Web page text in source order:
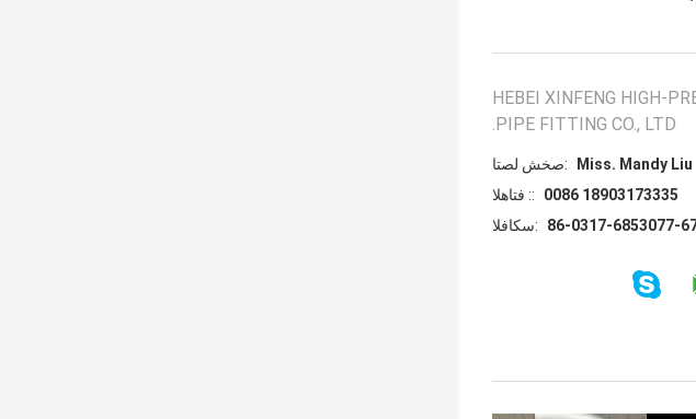
HEBEI XINFENG HIGH-
PIPE FITTING CO., LTD.
اتصل شخص:
Miss. Mandy Liu
الهاتف ::
0086 18903173335
الفاكس:
86-0317-6853077-